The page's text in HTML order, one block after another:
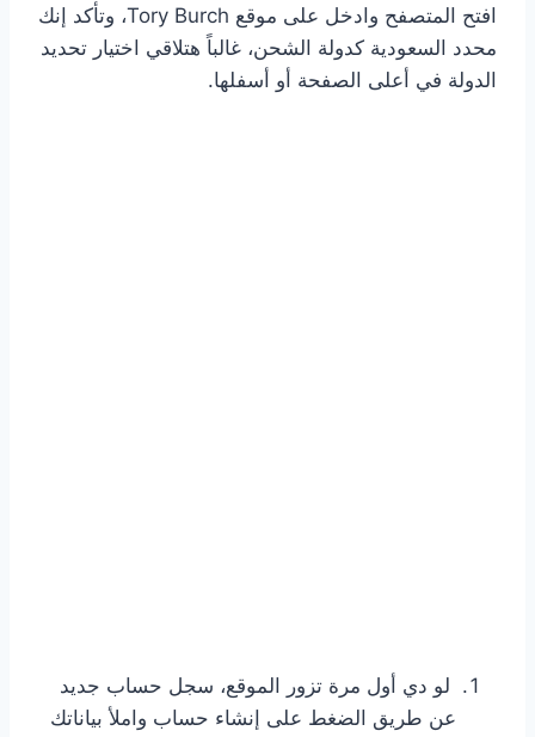
افتح المتصفح وادخل على موقع Tory Burch، وتأكد إنك
محدد السعودية كدولة الشحن، غالباً هتلاقي اختيار تحديد
الدولة في أعلى الصفحة أو أسفلها.
لو دي أول مرة تزور الموقع، سجل حساب جديد
عن طريق الضغط على إنشاء حساب واملأ بياناتك